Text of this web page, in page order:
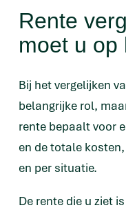
Rente
moet u op
Bij het vergelijken
belangrijke rol,
rente bepaalt voor
en de totale
en per situatie.
De rente die u ziet